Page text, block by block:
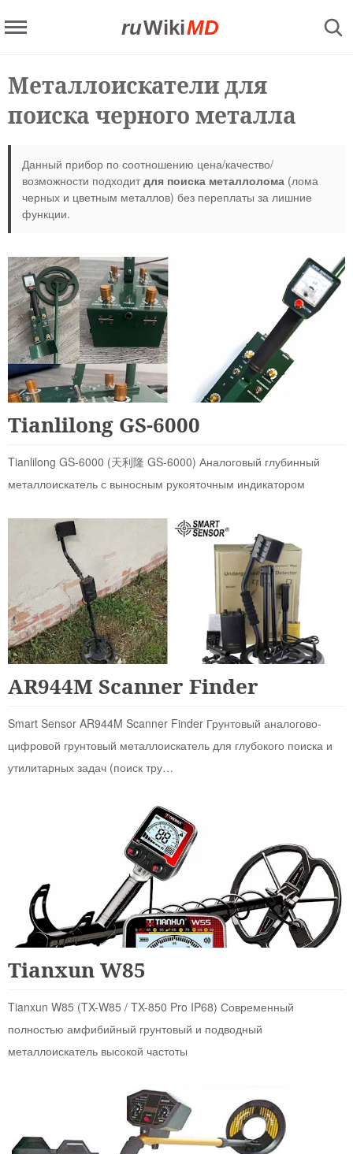
ruWikiMD
Металлоискатели для
поиска черного металла
Данный прибор по соотношению цена/качество/
возможности подходитдля поиска металлолома (лома
черных и цветным металлов) без переплаты за лишние
функции.
Tianlilong GS-6000
Tianlilong GS-6000 (天利隆 GS-6000) Аналоговый глубинный
металлоискатель с выносным рукояточным индикатором
AR944M Scanner Finder
Smart Sensor AR944M Scanner Finder Грунтовый аналогово-
цифровой грунтовый металлоискатель для глубокого поиска и
утилитарных задач (поиск тру…
Tianxun W85
Tianxun W85 (TX-W85 / TX-850 Pro IP68) Современный
полностью амфибийный грунтовый и подводный
металлоискатель высокой частоты